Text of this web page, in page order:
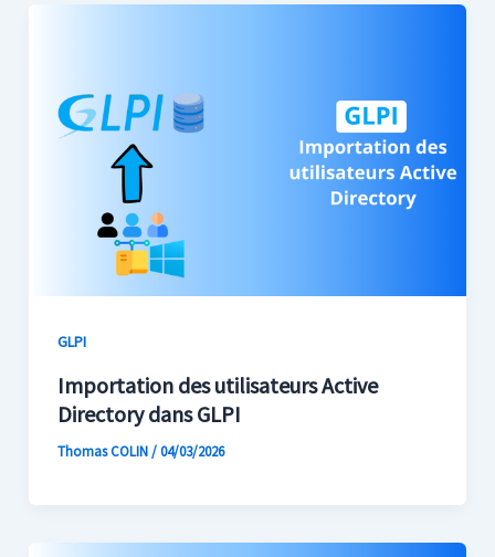
GLPI
Importation des utilisateurs Active
Directory dans GLPI
Thomas COLIN/04/03/2026